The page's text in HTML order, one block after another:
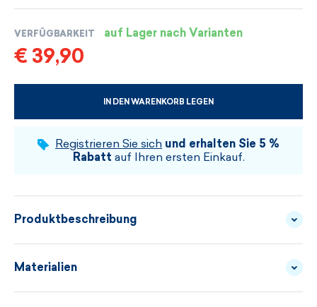
VERFÜGBARKEIT auf Lager nach Varianten
€ 39,90
IN DEN WARENKORB LEGEN
WÄHLEN SIE DIE GRÖSSE UND DIE FARBE
Registrieren Sie sich und erhalten Sie 5 %
Rabatt auf Ihren ersten Einkauf.
Produktbeschreibung
Materialien